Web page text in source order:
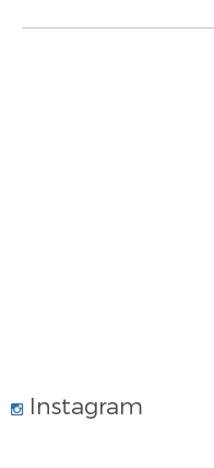
Instagram